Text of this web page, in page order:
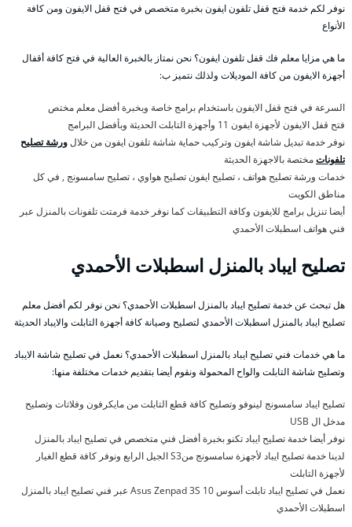
نوفر لكم خدمة فتح قفل تلفون ايفون بخبرة متخصص في فتح قفل الايفون ومن كافة
الأنواع
ما هي مزايا معلم فك قفل تلفون ايفون؟ نحن نمتاز بالخبرة العالية في فتح كافة أقفال
أجهزة الايفون من كافة الموديلات ولذلك نتميز ب:
السرعة في فتح قفل الايفون باستخدام برامج خاصة وبخبرة أفضل معلم مختص
فتح قفل الايفون لأجهزة ايفون 11 وأجهزة التابلت الحديثة وبأفضل البرامج
نوفر خدمة تبديل شاشة ايفون وتركيب حماية شاشة تلفون ايفون من خلالورشة تصليح
تلفوناتمختصة بالاجهزة الحديثة
خدمات ورشة تصليح هواتف ، تصليح ايفون تصليح هواوي ، تصليح سامسونج , في كل
مناطق الكويت
أيضا تنزيل برامج للايفون وكافة التطبيقات كما نوفر خدمة فرمتت تلفونات بالمنزل عبر
فني هواتف اسطبلات الأحمدي
تصليح ايباد بالمنزل اسطبلات الأحمدي
هل تبحث عن خدمة تصليح ايباد بالمنزل اسطبلات الأحمدي؟ نحن نوفر لكم أفضل معلم
تصليح ايباد بالمنزل اسطبلات الأحمدي لتصليح وصيانة كافة أجهزة التابلت والايباد الحديثة
ما هي خدمات فني تصليح ايباد بالمنزل اسطبلات الأحمدي؟ نعمل في تصليح شاشة الايباد
وتصليح شاشة التابلت والواح المحمولة ونقوم أيضا بتقديم خدمات مختلفة منها:
تصليح ايباد سامسونج لينوفو وتصليح كافة قطع التابلت من مايكرفون وفلاتات وتصليح
مدخل ال USB
نوفر أيضا خدمة تصليح ايباد تكنو بخبرة أفضل فني متخصص في تصليح ايباد بالمنزل
لدينا خدمة تصليح ايباد لأجهزة سامسونج منS3 الجيل الرابع ونوفر كافة قطع الغيار
لأجهزة التابلت
نعمل في تصليح ايباد تابلت أسوس Asus Zenpad 3S 10 عبر فني تصليح ايباد بالمنزل
اسطبلات الأحمدي